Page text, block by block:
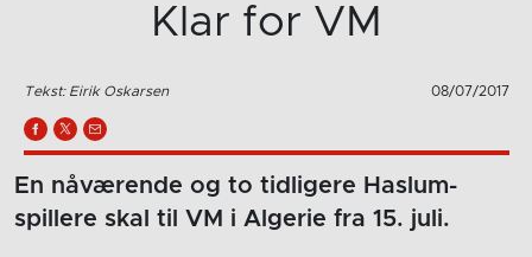
Klar for VM
Tekst: Eirik Oskarsen 08/07/2017
En nåværende og to tidligere Haslum-
spillere skal til VM i Algerie fra 15. juli.